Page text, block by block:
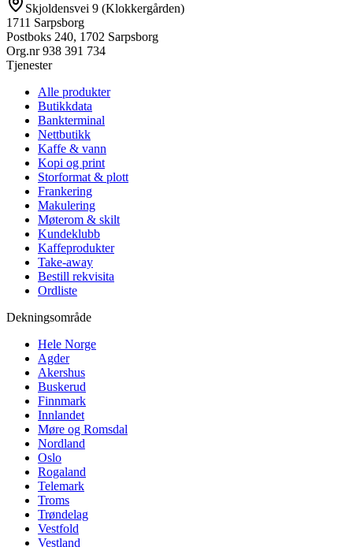
Skjoldensvei 9 (Klokkergården)
1711 Sarpsborg
Postboks 240, 1702 Sarpsborg
Org.nr938 391 734
Tjenester
Alle produkter
Butikkdata
Bankterminal
Nettbutikk
Kaffe & vann
Kopi og print
Storformat & plott
Frankering
Makulering
Møterom & skilt
Kundeklubb
Kaffeprodukter
Take-away
Bestill rekvisita
Ordliste
Dekningsområde
Hele Norge
Agder
Akershus
Buskerud
Finnmark
Innlandet
Møre og Romsdal
Nordland
Oslo
Rogaland
Telemark
Troms
Trøndelag
Vestfold
Vestland